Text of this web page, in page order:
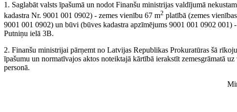
1. Saglabāt valsts īpašumā un nodot Finanšu ministrijas valdījumā
kadastra Nr. 9001 001 0902) - zemes vienību 67 m2 platībā (zemes
9001 001 0902) un būvi (būves kadastra apzīmējums 9001 001 0902 001)
Putniņu ielā 3B.
2. Finanšu ministrijai pārņemt no Latvijas Republikas Prokuratūras šā
īpašumu un normatīvajos aktos noteiktajā kārtībā ierakstīt zemesgrāmatā
personā.